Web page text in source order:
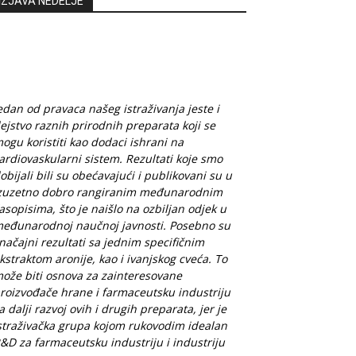
od pravaca našeg istraživanja jeste i
raznih prirodnih preparata koji se
koristiti kao dodaci ishrani na
sistem. Rezultati koje smo
bili su obećavajući i publikovani su u
dobro rangiranim međunarodnim
što je naišlo na ozbiljan odjek u
naučnoj javnosti. Posebno su
rezultati sa jednim specifičnim
aronije, kao i ivanjskog cveća. To
biti osnova za zainteresovane
hrane i farmaceutsku industriju
dalji razvoj ovih i drugih preparata, jer je
grupa kojom rukovodim idealan
za farmaceutsku industriju i industriju